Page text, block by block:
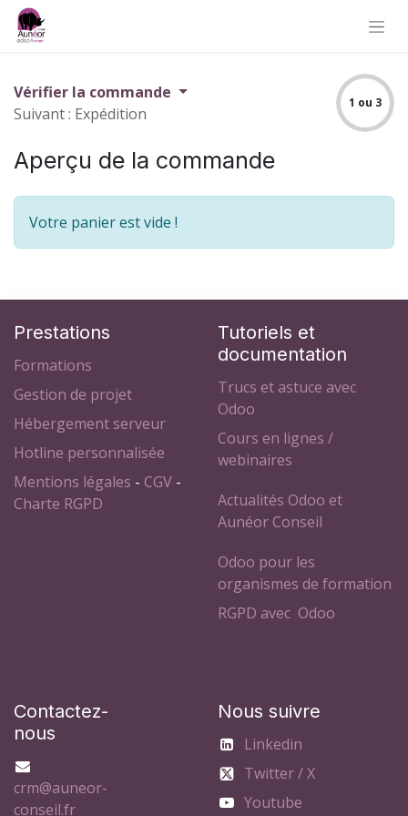
Vérifier la commande
Suivant : Expédition
1 ou 3
Aperçu de la commande
Votre panier est vide !
Prestations
Formations
Gestion de projet
Hébergement serveur
Hotline personnalisée
Mentions légales - CGV -
Charte RGPD
Tutoriels et
documentation
Trucs et astuce avec
Odoo
Cours en lignes /
webinaires
Actualités Odoo et
Aunéor Conseil
Odoo pour les
organismes de formation
RGPD avec Odoo
Contactez-
nous
crm@auneor-
conseil.fr
Nous suivre
Linkedin
Twitter / X
Youtube